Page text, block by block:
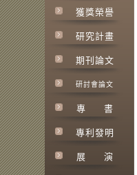
獲獎榮譽
研究計畫
期刊論文
研討會論文
專 書
專利發明
展 演